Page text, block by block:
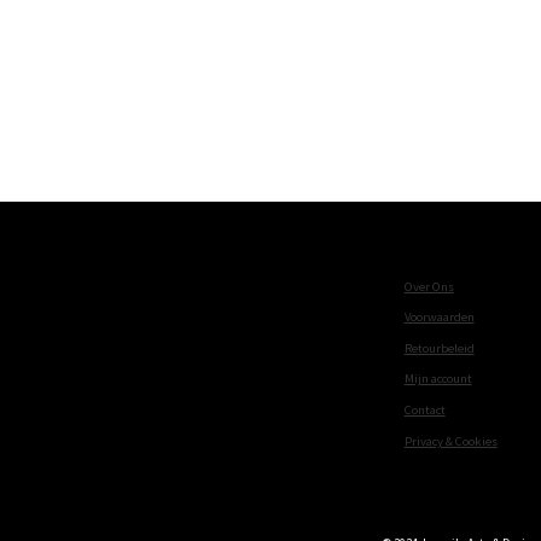
Over Ons
Voorwaarden
Retourbeleid
Mijn account
Contact
Privacy & Cookies